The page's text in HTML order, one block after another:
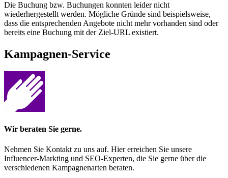
Die Buchung bzw. Buchungen konnten leider nicht
wiederhergestellt werden. Mögliche Gründe sind beispielsweise,
dass die entsprechenden Angebote nicht mehr vorhanden sind oder
bereits eine Buchung mit der Ziel-URL existiert.
Kampagnen-Service
Wir beraten Sie gerne.
Nehmen Sie Kontakt zu uns auf. Hier erreichen Sie unsere
Influencer-Markting und SEO-Experten, die Sie gerne über die
verschiedenen Kampagnenarten beraten.